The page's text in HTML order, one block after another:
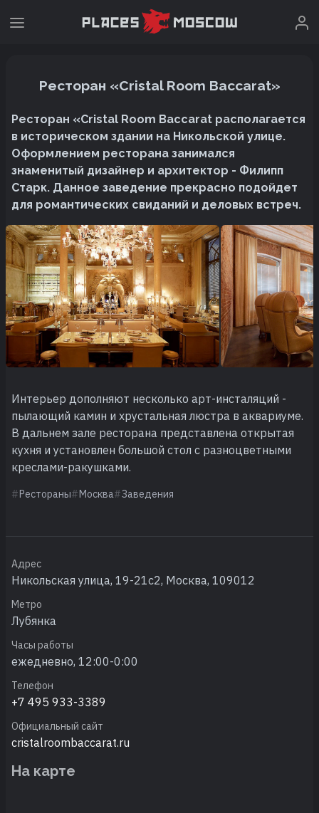
Ресторан «Cristal Room Baccarat»
Ресторан «Cristal Room Baccarat располагается
в историческом здании на Никольской улице.
Оформлением ресторана занимался
знаменитый дизайнер и архитектор - Филипп
Старк. Данное заведение прекрасно подойдет
для романтических свиданий и деловых встреч.
Интерьер дополняют несколько арт-инсталяций -
пылающий камин и хрустальная люстра в аквариуме.
В дальнем зале ресторана представлена открытая
кухня и установлен большой стол с разноцветными
креслами-ракушками.
Рестораны Москва Заведения
Адрес
Никольская улица, 19-21с2, Москва, 109012
Метро
Лубянка
Часы работы
ежедневно, 12:00-0:00
Телефон
+7 495 933-3389
Официальный сайт
cristalroombaccarat.ru
На карте